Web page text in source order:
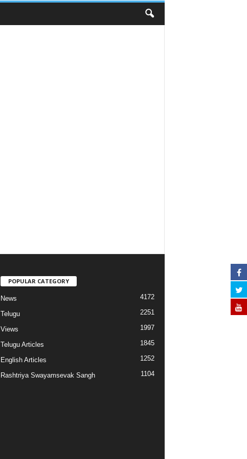
POPULAR CATEGORY
News 4172
Telugu 2251
Views 1997
Telugu Articles 1845
English Articles 1252
Rashtriya Swayamsevak Sangh 1104